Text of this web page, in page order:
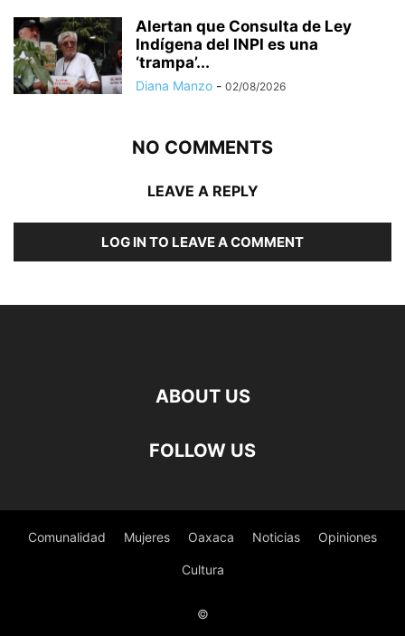
Alertan que Consulta de Ley
Indígena del INPI es una
‘trampa’...
Diana Manzo - 02/08/2026
NO COMMENTS
LEAVE A REPLY
LOG IN TO LEAVE A COMMENT
ABOUT US
FOLLOW US
Comunalidad Mujeres Oaxaca Noticias Opiniones
Cultura
©